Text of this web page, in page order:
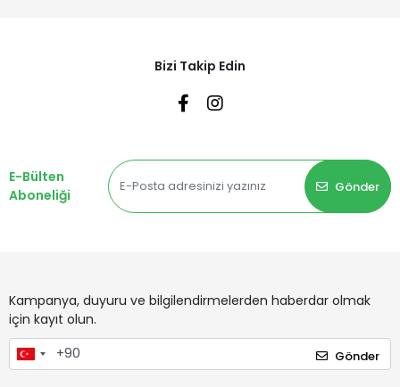
Bizi Takip Edin
E-Bülten
Aboneliği
Gönder
Kampanya, duyuru ve bilgilendirmelerden haberdar olmak
için kayıt olun.
Gönder